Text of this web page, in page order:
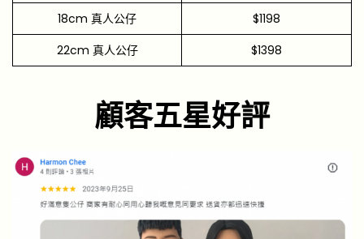
18cm 真人公仔
$1198
22cm 真人公仔
$1398
顧客五星好評